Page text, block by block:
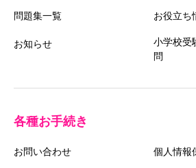
問題集一覧 お役立ち
お知らせ
小学校受
問
各種お手続き
お問い合わせ 個人情報